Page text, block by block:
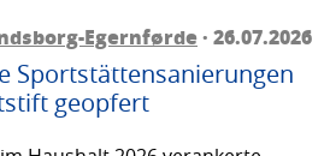
Egernførde· 26.07.2026
Sportstättensanierungen
geopfert